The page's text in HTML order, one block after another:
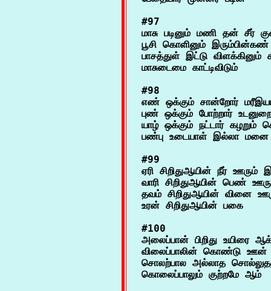
#97
மாசு படினும் மணி தன் சீர்
பூசி கொளினும் இரும்பின்கண்
பாசத்துள் இட்டு
#98
எண் ஒக்கும் சான்றோர்
புண் ஒக்கும் போற்றார்
யாழ் ஒக்கும் நட்டார் கழறும்
#99
ஏரி சிறிதுஆயின் நீர் ஊரும்
வாரி சிறிதுஆயின் பெண்
தவம் சிறிதுஆயின் வினை
#100
அலைப்பான் பிறிது உயிரை
விலைப்பாலின் கொண்டு ஊன்
சொலற்பால அல்லாத